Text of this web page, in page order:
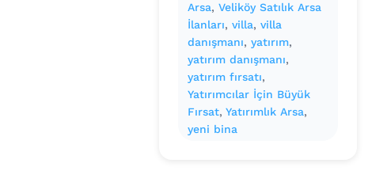
Arsa, Veliköy Satılık Arsa
İlanları, villa, villa
danışmanı, yatırım
yatırım danışmanı
yatırım fırsatı
Yatırımcılar İçin Büyük
Fırsat, Yatırımlık Arsa
yeni bina